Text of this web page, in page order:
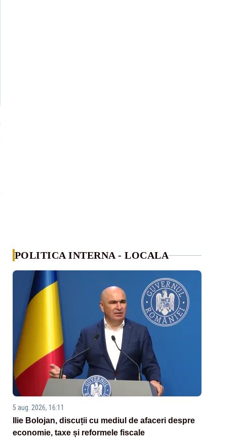
POLITICA INTERNA - LOCALA
5 aug. 2026, 16:11
Ilie Bolojan, discuții cu mediul de afaceri despre
economie, taxe și reformele fiscale